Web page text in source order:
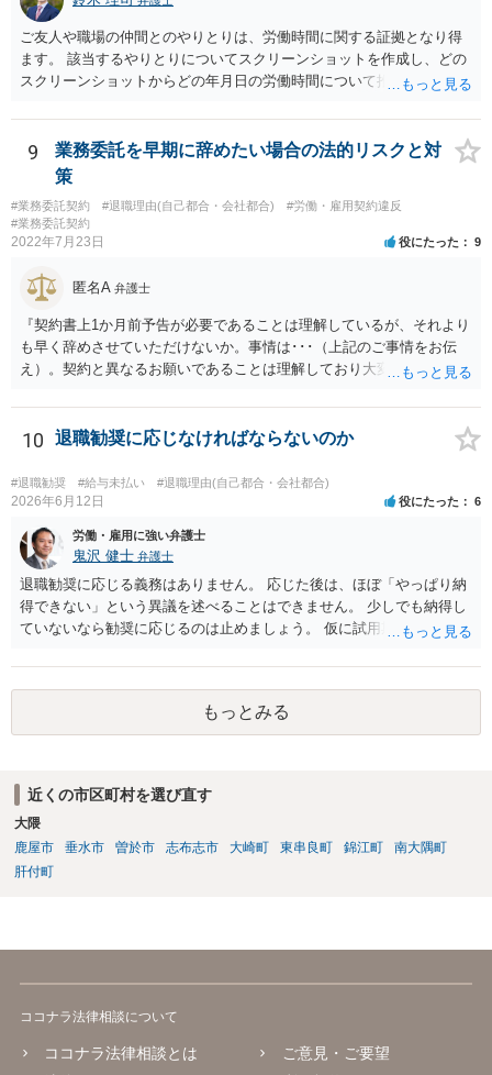
ご友人や職場の仲間とのやりとりは、労働時間に関する証拠となり得
ます。 該当するやりとりについてスクリーンショットを作成し、どの
スクリーンショットからどの年月日の労働時間について推定できるか
9
業務委託を早期に辞めたい場合の法的リスクと対
策
#業務委託契約 #退職理由(自己都合・会社都合)
#労働・雇用契約違反
#業務委託契約
2022年7月23日 役にたった 9
匿名A 弁護士
『契約書上1か月前予告が必要であることは理解しているが、それより
も早く辞めさせていただけないか。事情は･･･（上記のご事情をお伝
え）。契約と異なるお願いであることは理解しており大変申し訳ない
しょうか。 先方は事業の一環として業務委託をしていますので、契約
書の内容をベースに話をしてくるものと思います。 ですので、契約の
規定を理解していることを示した上で、それでもなお事情があるため
真摯にお願いしたい、とお伝えした方が、多少は話が進みやすいかと
思います。
10 退職勧奨に応じなければならないのか
#退職勧奨 #給与未払い #退職理由(自己都合・会社都合)
2026年6月12日 役にたった 6
労働・雇用に強い弁護士
鬼沢 健士 弁護士
退職勧奨に応じる義務はありません。 応じた後は、ほぼ「やっぱり納
得できない」という異議を述べることはできません。 少しでも納得し
ていないなら勧奨に応じるのは止めましょう。 仮に試用期間満了時に
もっとみる
近くの市区町村を選び直す
大隈
鹿屋市
垂水市 曽於市 志布志市 大崎町 東串良町 錦江町
南大隅町
肝付町
ココナラ法律相談について
ココナラ法律相談とは
ご意見・ご要望